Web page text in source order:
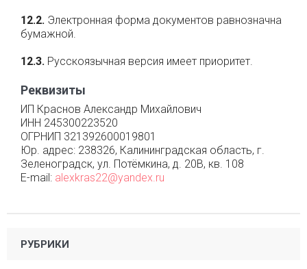
12.2. Электронная форма документов равнозначна
бумажной.
12.3. Русскоязычная версия имеет приоритет.
Реквизиты
ИП Краснов Александр Михайлович
ИНН 245300223520
ОГРНИП 321392600019801
Юр. адрес: 238326, Калининградская область, г.
Зеленоградск, ул. Потёмкина, д. 20В, кв. 108
E-mail: alexkras22@yandex.ru
РУБРИКИ